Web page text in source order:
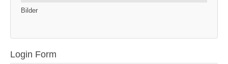
Bilder
Login Form